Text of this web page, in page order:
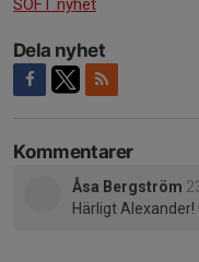
SOFT nyhet
Dela nyhet
Kommentarer
Åsa Bergström
Härligt